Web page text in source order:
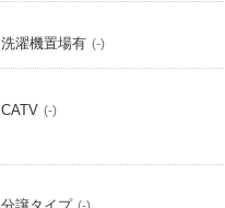
洗濯機置場有 (-)
CATV (-)